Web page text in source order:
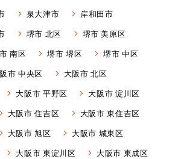
泉大津市
岸和田市
堺市 北区
堺市 美原区
南区 堺市 堺区
堺市 中区
市 中央区
大阪市 北区
大阪市 平野区
大阪市 淀川区
大阪市 住吉区
大阪市 東住吉区
大阪市 旭区
大阪市 城東区
大阪市 東淀川区
大阪市 東成区